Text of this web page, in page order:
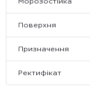
Поверхня
Призначення
Ректифікат